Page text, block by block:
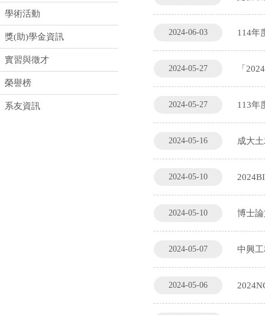
學術活動
獎(助)學金資訊
實習與徵才
榮譽榜
系友資訊
2024-06-03 114年
2024-05-27 「
2024-05-27 113年
2024-05-16 成大
2024-05-10
2024-05-10 博士
2024-05-07 中興
2024-05-06